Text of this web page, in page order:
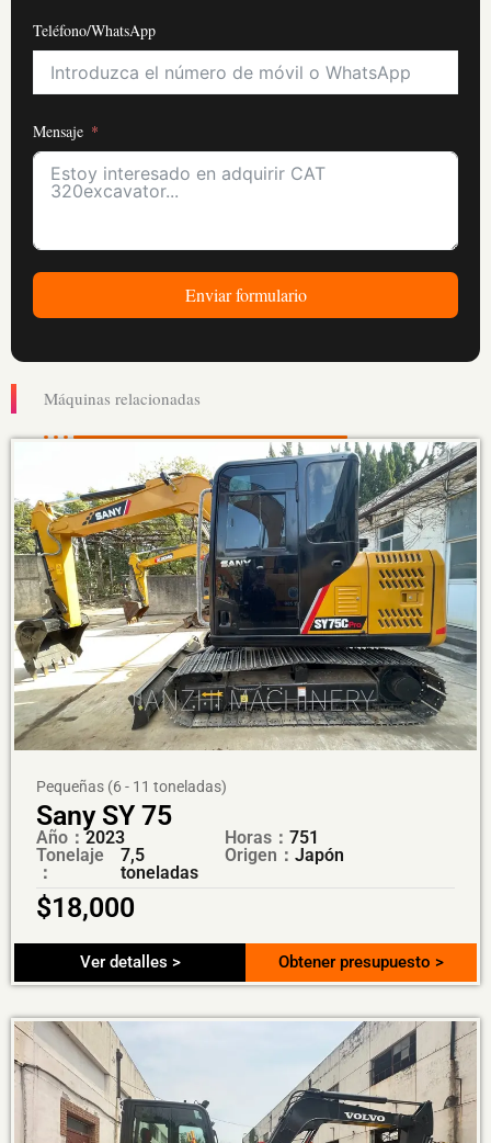
Teléfono/WhatsApp
Mensaje
Enviar formulario
Máquinas relacionadas
Pequeñas (6 - 11 toneladas)
Sany SY 75
Año： 2023
Tonelaje
：
7,5
toneladas
Horas： 751
Origen： Japón
$18,000
Ver detalles > Obtener presupuesto >